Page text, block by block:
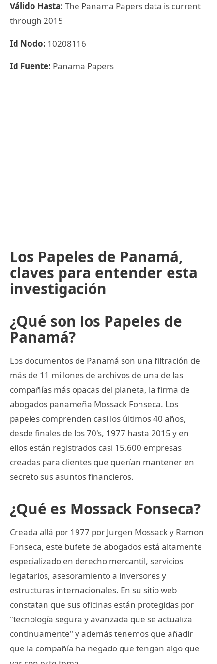
Válido Hasta: The Panama Papers data is current
through 2015
Id Nodo: 10208116
Id Fuente: Panama Papers
Los Papeles de Panamá,
claves para entender esta
investigación
¿Qué son los Papeles de
Panamá?
Los documentos de Panamá son una filtración de
más de 11 millones de archivos de una de las
compañías más opacas del planeta, la firma de
abogados panameña Mossack Fonseca. Los
papeles comprenden casi los últimos 40 años,
desde finales de los 70's, 1977 hasta 2015 y en
ellos están registrados casi 15.600 empresas
creadas para clientes que querían mantener en
secreto sus asuntos financieros.
¿Qué es Mossack Fonseca?
Creada allá por 1977 por Jurgen Mossack y Ramon
Fonseca, este bufete de abogados está altamente
especializado en derecho mercantil, servicios
legatarios, asesoramiento a inversores y
estructuras internacionales. En su sitio web
constatan que sus oficinas están protegidas por
"tecnología segura y avanzada que se actualiza
continuamente" y además tenemos que añadir
que la compañía ha negado que tengan algo que